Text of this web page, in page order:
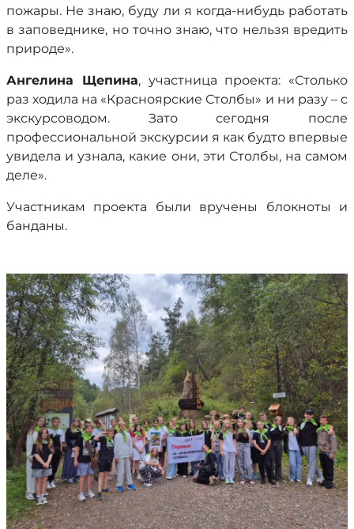
пожары. Не знаю, буду ли я когда-нибудь работать
в заповеднике, но точно знаю, что нельзя вредить
природе».
Ангелина Щепина, участница проекта: «Столько
раз ходила на «Красноярские Столбы» и ни разу – с
экскурсоводом. Зато сегодня после
профессиональной экскурсии я как будто впервые
увидела и узнала, какие они, эти Столбы, на самом
деле».
Участникам проекта были вручены блокноты и
банданы.